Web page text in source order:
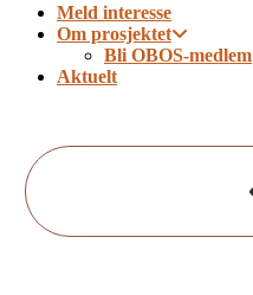
Menu Meld interesse
Om prosjektet
Bli OBOS-medlem
Aktuelt